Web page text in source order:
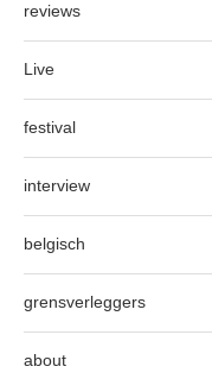
reviews
Live
festival
interview
belgisch
grensverleggers
about